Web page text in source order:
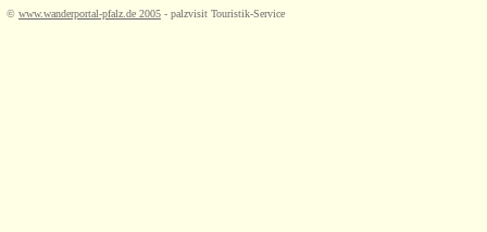
© www.wanderportal-pfalz.de 2005 - palzvisit Touristik-Service